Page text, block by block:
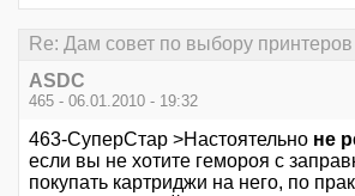
Re: Дам совет по выбору
ASDC
465 - 06.01.2010 - 19:32
463-СуперСтар >Настоятельно не
если вы не хотите гемороя с
покупать картриджи на него, по